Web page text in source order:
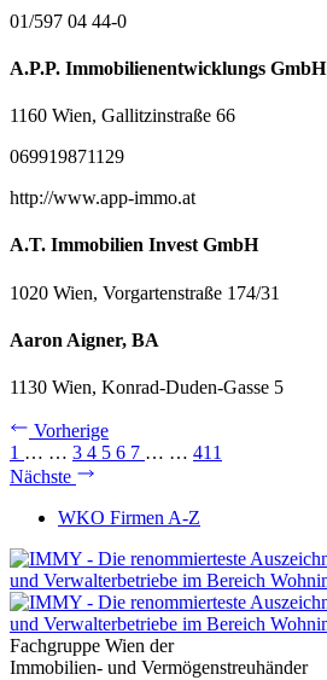
01/597 04 44-0
A.P.P. Immobilienentwicklungs GmbH
1160 Wien, Gallitzinstraße 66
069919871129
http://www.app-immo.at
A.T. Immobilien Invest GmbH
1020 Wien, Vorgartenstraße 174/31
Aaron Aigner, BA
1130 Wien, Konrad-Duden-Gasse 5
Vorherige
1 … … 3 4 5 6 7 … … 411
Nächste
WKO Firmen A-Z
Fachgruppe Wien der
Immobilien- und Vermögenstreuhänder